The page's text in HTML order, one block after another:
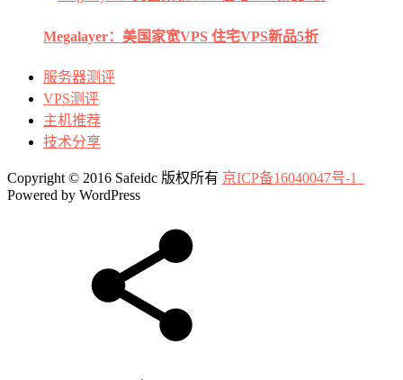
Megalayer：美国家宽VPS 住宅VPS新品5折
服务器测评
VPS测评
主机推荐
技术分享
Copyright © 2016 Safeidc 版权所有 京ICP备16040047号-1
Powered by WordPress